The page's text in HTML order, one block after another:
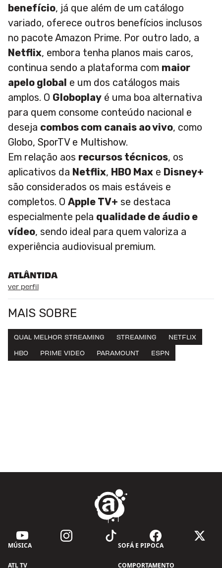
benefício, já que além de um catálogo
variado, oferece outros benefícios inclusos
no pacote Amazon Prime. Por outro lado, a
Netflix, embora tenha planos mais caros,
continua sendo a plataforma com maior
apelo global e um dos catálogos mais
amplos. O Globoplay é uma boa alternativa
para quem consome conteúdo nacional e
deseja combos com canais ao vivo, como
Globo, SporTV e Multishow.
Em relação aos recursos técnicos, os
aplicativos da Netflix, HBO Max e Disney+
são considerados os mais estáveis e
completos. O Apple TV+ se destaca
especialmente pela qualidade de áudio e
vídeo, sendo ideal para quem valoriza a
experiência audiovisual premium.
ATLÂNTIDA
ver perfil
MAIS SOBRE
QUAL MELHOR STREAMING STREAMING
NETFLIX
HBO
PRIME VIDEO PARAMOUNT ESPN
MÚSICA SOFÁ E PIPOCA
ATL TV COMPORTAMENTO